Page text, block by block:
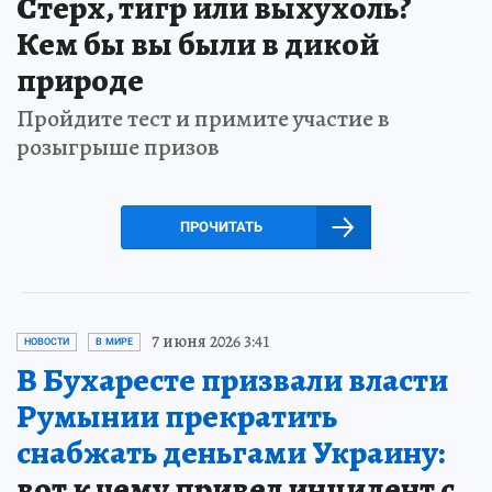
Кем бы вы были в дикой
природе
Пройдите тест и примите участие в
розыгрыше призов
ПРОЧИТАТЬ
НОВОСТИ В МИРЕ 7 июня 2026 3:41
В Бухаресте призвали власти
Румынии прекратить
снабжать деньгами Украину: